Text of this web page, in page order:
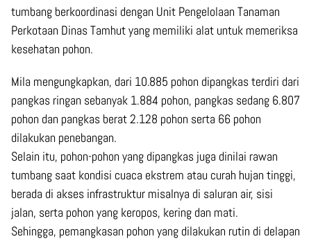
tumbang berkoordinasi dengan Unit Pengelolaan Tanaman
Perkotaan Dinas Tamhut yang memiliki alat untuk memeriksa
kesehatan pohon.
Mila mengungkapkan, dari 10.885 pohon dipangkas terdiri dari
pangkas ringan sebanyak 1.884 pohon, pangkas sedang 6.807
pohon dan pangkas berat 2.128 pohon serta 66 pohon
dilakukan penebangan.
Selain itu, pohon-pohon yang dipangkas juga dinilai rawan
tumbang saat kondisi cuaca ekstrem atau curah hujan tinggi,
berada di akses infrastruktur misalnya di saluran air, sisi
jalan, serta pohon yang keropos, kering dan mati.
Sehingga, pemangkasan pohon yang dilakukan rutin di delapan